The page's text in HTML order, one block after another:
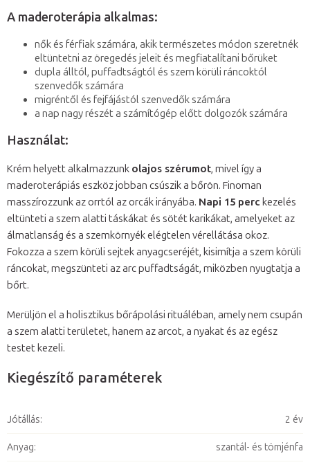
A maderoterápia alkalmas:
nők és férfiak számára, akik természetes módon szeretnék
eltüntetni az öregedés jeleit és megfiatalítani bőrüket
dupla álltól, puffadtságtól és szem körüli ráncoktól
szenvedők számára
migréntől és fejfájástól szenvedők számára
a nap nagy részét a számítógép előtt dolgozók számára
Használat:
Krém helyett alkalmazzunk olajos szérumot, mivel így a
maderoterápiás eszköz jobban csúszik a bőrön. Finoman
masszírozzunk az orrtól az orcák irányába. Napi 15 perc kezelés
eltünteti a szem alatti táskákat és sötét karikákat, amelyeket az
álmatlanság és a szemkörnyék elégtelen vérellátása okoz.
Fokozza a szem körüli sejtek anyagcseréjét, kisimítja a szem körüli
ráncokat, megszünteti az arc puffadtságát, miközben nyugtatja a
bőrt.
Merüljön el a holisztikus bőrápolási rituáléban, amely nem csupán
a szem alatti területet, hanem az arcot, a nyakat és az egész
testet kezeli.
Kiegészítő paraméterek
Jótállás: 2 év
Anyag: szantál- és tömjénfa